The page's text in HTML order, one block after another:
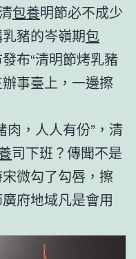
包養明節必不成少
豬的岑嶺期包
布“清明節烤乳豬
事臺上，一邊擦
肉，人人有份”，清
司下班？傳聞不是
宋微勾了勾唇，擦
府地域凡是會用